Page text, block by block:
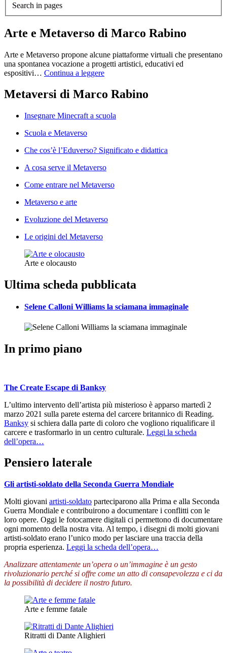
Search in pages
Arte e Metaverso di Marco Rabino
Arte e Metaverso propone alcune piattaforme virtuali che presentano
una spontanea vocazione a progetti artistici, educativi ed
espositivi… Continua a leggere
Metaversi di Marco Rabino
Insegnare Minecraft a scuola
Scuola e Metaverso
Che cos’è l’Eduverso? Significato e didattica
A cosa serve il Metaverso
Come entrare nel Metaverso
Metaverso e arte
Evoluzione del Metaverso
Le origini del Metaverso
Arte e olocausto
Ultima scheda pubblicata
Selene Calloni Williams la sciamana immaginale
In primo piano
The Create Escape di Banksy
L’ultimo intervento dell’artista più misterioso è apparso martedì 2
marzo 2021 sulla parete esterna del carcere britannico di Reading.
Banksy si schiera dalla parte di coloro che vogliono riqualificare il
carcere e trasformarlo in un centro culturale. Leggi la scheda
dell’opera…
Pensiero laterale
Gli artisti-soldato della Seconda Guerra Mondiale
Molti giovani artisti-soldato parteciparono alla Prima e alla Seconda
Guerra Mondiale e contribuirono a documentare i conflitti con le
loro opere. Oggi le fotocamere digitali ci permettono di documentare
ogni momento della nostra vita. Al tempo, i disegni di molti giovani
artisti-soldato erano l’unico modo per lasciare una traccia della
propria esperienza. Leggi la scheda dell’opera…
Analizzare attentamente un’opera o un’immagine è un gesto
rivoluzionario perché si offre come un atto di consapevolezza e ci da
la possibilità di decidere il nostro futuro.
Arte e femme fatale
Ritratti di Dante Alighieri